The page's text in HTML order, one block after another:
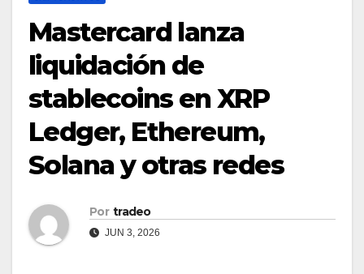
Mastercard lanza
liquidación de
stablecoins en XRP
Ledger, Ethereum,
Solana y otras redes
Por tradeo
JUN 3, 2026